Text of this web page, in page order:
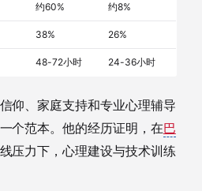
约60% 约8%
38% 26%
48-72小时 24-36小时
仰、家庭支持和专业心理辅导
个范本。他的经历证明，在巴
压力下，心理建设与技术训练